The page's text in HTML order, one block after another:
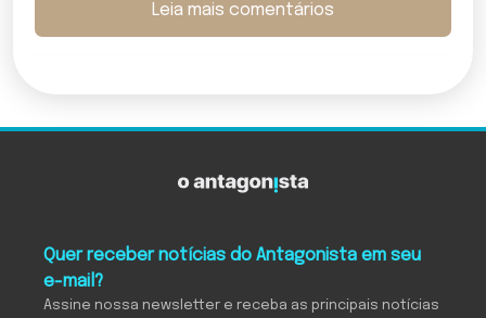
Leia mais comentários
Quer receber notícias do Antagonista em seu
e-mail?
Assine nossa newsletter e receba as principais notícias